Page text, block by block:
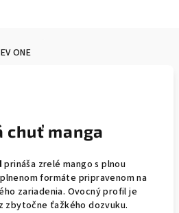
ONE
chuť manga
prináša zrelé mango s plnou
formáte pripravenom na
zariadenia. Ovocný profil je
ťažkého dozvuku.